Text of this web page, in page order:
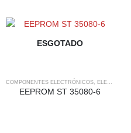
RENAULT
ESGOTADO
COMPONENTES ELECTRÓNICOS, ELECTRÓNICA
EEPROM ST 35080-6